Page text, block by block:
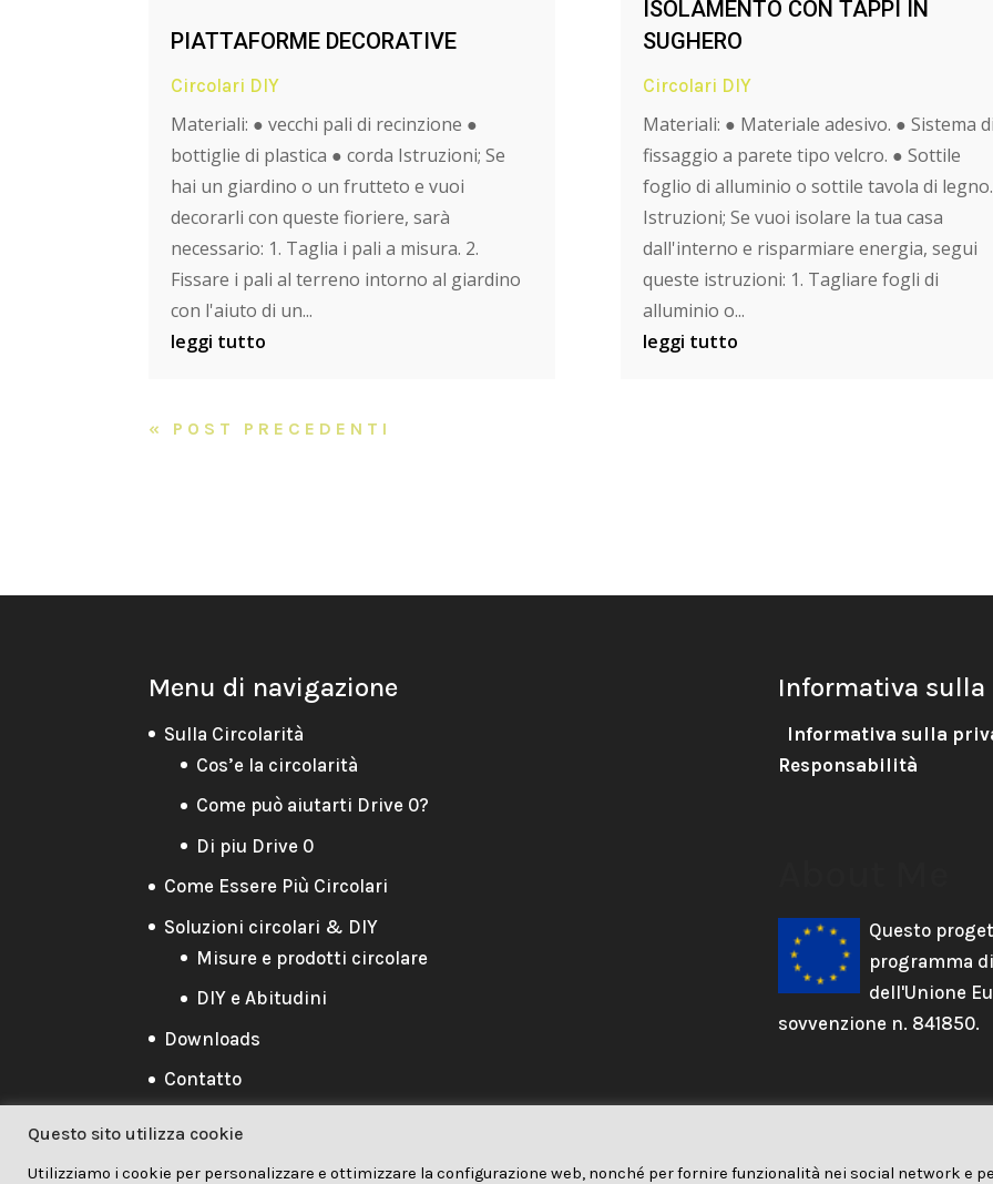
PIATTAFORME DECORATIVE
Circolari DIY
Materiali: ● vecchi pali di recinzione ●
bottiglie di plastica ● corda Istruzioni; Se
hai un giardino o un frutteto e vuoi
decorarli con queste fioriere, sarà
necessario: 1. Taglia i pali a misura. 2.
Fissare i pali al terreno intorno al giardino
con l'aiuto di un...
leggi tutto
ISOLAMENTO CON TAPPI IN
SUGHERO
Circolari DIY
Materiali: ● Materiale adesivo. ● Sistema
fissaggio a parete tipo velcro. ● Sottile
foglio di alluminio o sottile tavola di legno.
Istruzioni; Se vuoi isolare la tua casa
dall'interno e risparmiare energia, segui
queste istruzioni: 1. Tagliare fogli di
alluminio o...
leggi tutto
« POST PRECEDENTI
Menu di navigazione
Sulla Circolarità
Cos’e la circolarità
Come può aiutarti Drive 0?
Di piu Drive 0
Come Essere Più Circolari
Soluzioni circolari & DIY
Misure e prodotti circolare
DIY e Abitudini
Downloads
Contatto
Informativa sulla
Informativa sulla
Responsabilità
Questo
programma
dell'Unione
sovvenzione n. 841850.
Questo sito utilizza cookie
Utilizziamo i cookie per personalizzare e ottimizzare la configurazione web, nonché per fornire funzionalità nei social network e